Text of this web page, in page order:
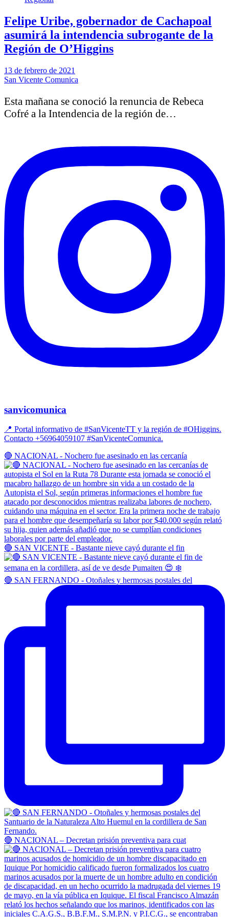
Felipe Uribe, gobernador de Cachapoal
asumirá la intendencia subrogante de la
Región de O’Higgins
13 de febrero de 2021
San Vicente Comunica
Esta mañana se conoció la renuncia de Rebeca
Cofré a la Intendencia de la región de…
sanvicomunica
📍 Portal informativo de #SanVicenteTT y la región de #OHiggins.
Contacto +56964059107 #SanVicenteComunica.
🔴 NACIONAL - Nochero fue asesinado en las cercanía
🔴 SAN VICENTE - Bastante nieve cayó durante el fin
🔴 SAN FERNANDO - Otoñales y hermosas postales del
🔴 NACIONAL – Decretan prisión preventiva para cuat